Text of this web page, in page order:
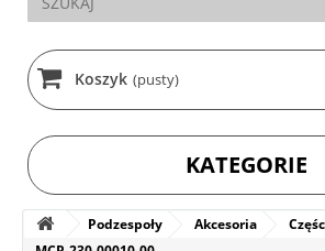
Koszyk (pusty)
KATEGORIE
Podzespoły Akcesoria